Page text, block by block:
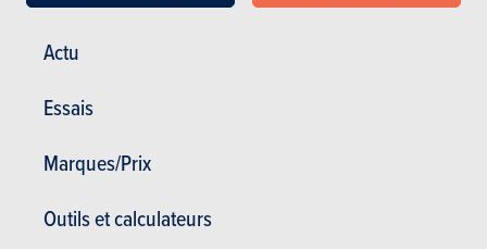
Actu
Essais
Marques/Prix
Outils et calculateurs
Occasions & Stock
Essais auto